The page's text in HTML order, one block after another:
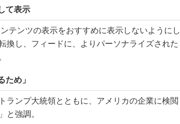
て表示
テンツの表示をおすすめに表示しないようにし
換し、フィードに、よりパーソナライズされた
ため」
ンプ大統領とともに、アメリカの企業に検閲
と強調。